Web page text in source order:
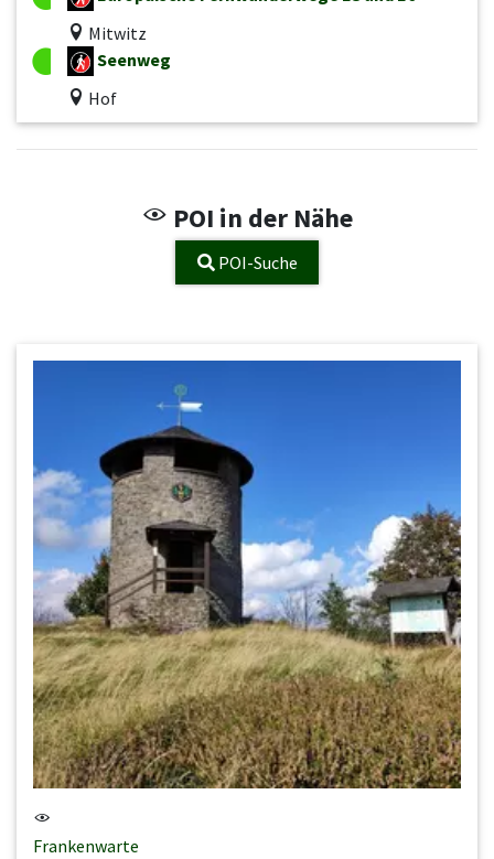
Mitwitz
Seenweg
Hof
POI in der Nähe
POI-Suche
Frankenwarte